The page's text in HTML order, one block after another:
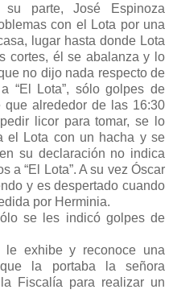
parte, José Espinoza
con el Lota por una
lugar hasta donde Lota
cortes, él se abalanza y lo
no dijo nada respecto de
“El Lota”, sólo golpes de
que alrededor de las 16:30
licor para tomar, se lo
el Lota con un hacha y se
su declaración no indica
a “El Lota”. A su vez Óscar
y es despertado cuando
por Herminia.
se les indicó golpes de
le exhibe y reconoce una
la portaba la señora
Fiscalía para realizar un